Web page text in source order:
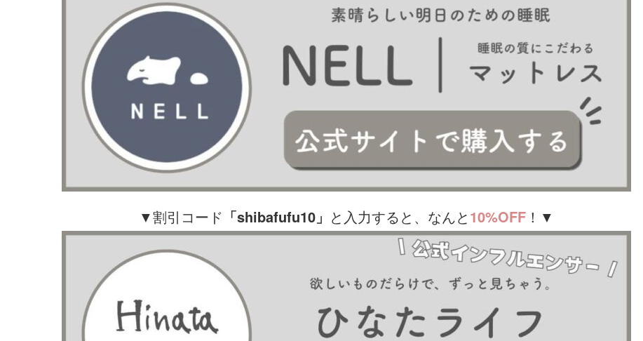
▼割引コード 「shibafufu10」 と入力すると、なんと10%OFF ！▼